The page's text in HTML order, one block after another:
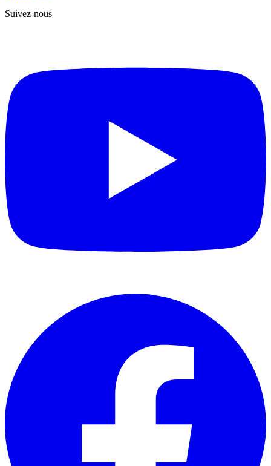
Suivez-nous